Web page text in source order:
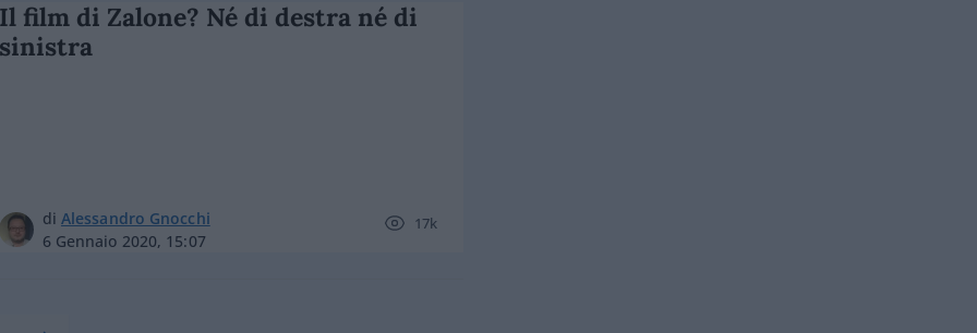
Il film di Zalone? Né di destra né di
sinistra
di Alessandro Gnocchi
6 Gennaio 2020, 15:07
17k